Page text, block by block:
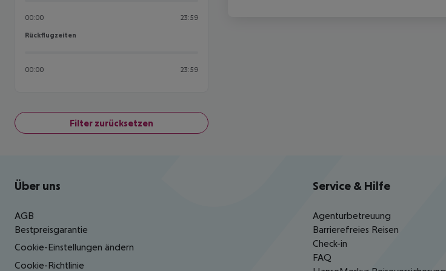
00:00 23:59
Rückflugzeiten
Rückflugzeiten
00:00 23:59
Filter zurücksetzen
Footer navigation
Über uns
AGB
Bestpreisgarantie
Cookie-Einstellungen ändern
Cookie-Richtlinie
Service & Hilfe
Agenturbetreuung
Barrierefreies Reisen
Check-in
FAQ